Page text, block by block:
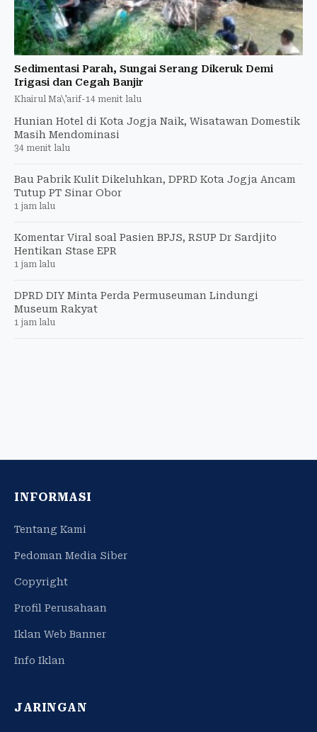
Sedimentasi Parah, Sungai Serang Dikeruk Demi
Irigasi dan Cegah Banjir
Khairul Ma\'arif-14 menit lalu
Hunian Hotel di Kota Jogja Naik, Wisatawan Domestik
Masih Mendominasi
34 menit lalu
Bau Pabrik Kulit Dikeluhkan, DPRD Kota Jogja Ancam
Tutup PT Sinar Obor
1 jam lalu
Komentar Viral soal Pasien BPJS, RSUP Dr Sardjito
Hentikan Stase EPR
1 jam lalu
DPRD DIY Minta Perda Permuseuman Lindungi
Museum Rakyat
1 jam lalu
INFORMASI
Tentang Kami
Pedoman Media Siber
Copyright
Profil Perusahaan
Iklan Web Banner
Info Iklan
JARINGAN